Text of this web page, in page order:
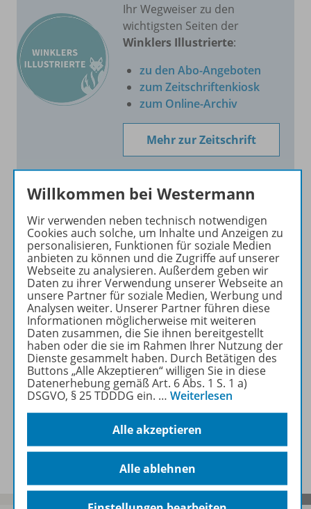
Ihr Wegweiser zu den
wichtigsten Seiten der
Winklers Illustrierte:
zu den Abo-Angeboten
zum Zeitschriftenkiosk
zum Online-Archiv
Mehr zur Zeitschrift
Produktinformationen
Inhalte
Zugehörige Produkte
Ergänzende Materialien
Benachrichtigungs-Service
Willkommen bei Westermann
Wir verwenden neben technisch notwendigen
Cookies auch solche, um Inhalte und Anzeigen zu
personalisieren, Funktionen für soziale Medien
anbieten zu können und die Zugriffe auf unserer
Webseite zu analysieren. Außerdem geben wir
Daten zu ihrer Verwendung unserer Webseite an
unsere Partner für soziale Medien, Werbung und
Analysen weiter. Unserer Partner führen diese
Informationen möglicherweise mit weiteren
Daten zusammen, die Sie ihnen bereitgestellt
haben oder die sie im Rahmen Ihrer Nutzung der
Dienste gesammelt haben. Durch Betätigen des
Buttons „Alle Akzeptieren“ willigen Sie in diese
Datenerhebung gemäß Art. 6 Abs. 1 S. 1 a)
DSGVO, § 25 TDDDG ein. … Weiterlesen
Alle akzeptieren
Alle ablehnen